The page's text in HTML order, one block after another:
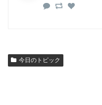
今日のトピック